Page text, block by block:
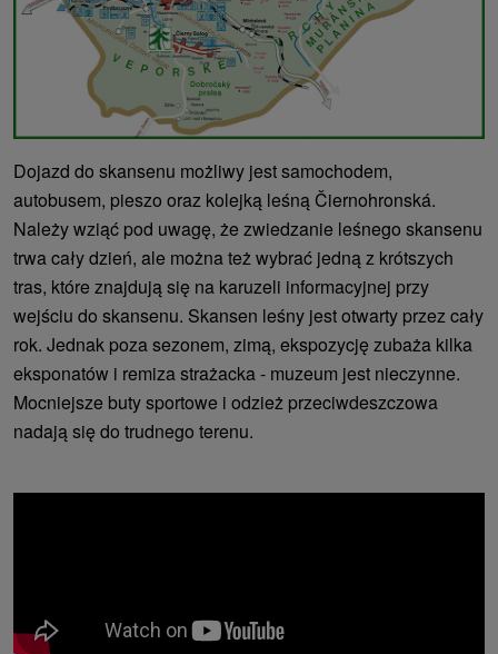
Dojazd do skansenu możliwy jest samochodem,
autobusem, pieszo oraz kolejką leśną Čiernohronská.
Należy wziąć pod uwagę, że zwiedzanie leśnego skansenu
trwa cały dzień, ale można też wybrać jedną z krótszych
tras, które znajdują się na karuzeli informacyjnej przy
wejściu do skansenu. Skansen leśny jest otwarty przez cały
rok. Jednak poza sezonem, zimą, ekspozycję zubaża kilka
eksponatów i remiza strażacka - muzeum jest nieczynne.
Mocniejsze buty sportowe i odzież przeciwdeszczowa
nadają się do trudnego terenu.